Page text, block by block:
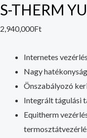
S-THERM
2,940,000Ft
Internetes
Nagy hatékonyság
Önszabályozó
Integrált tágulási
Equitherm
MSH-
3/9